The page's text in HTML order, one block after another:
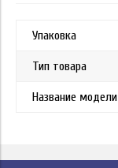
Упаковка
Тип товара
Название модели